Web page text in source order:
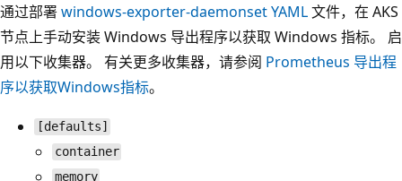
通过部署windows-exporter-daemonset YAML文件，在 AKS
节点上手动安装 Windows 导出程序以获取 Windows 指标。 启
用以下收集器。 有关更多收集器，请参阅 Prometheus 导出程
序以获取Windows指标。
[defaults]
container
memory